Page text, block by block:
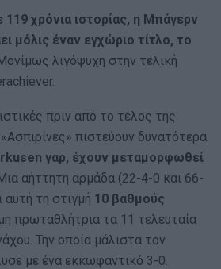
119 χρόνια ιστορίας, η Μπάγερν
μόλις έναν εγχώριο τίτλο, το
λιγόψυχη στην τελική
πριν από το τέλος της
πιστεύουν δυνατότερα
γαρ, έχουν μεταμορφωθεί
αήττητη αρμάδα (22-4-0 και 66-
αυτή τη στιγμή 10 βαθμούς
πρωταθλήτρια τα 11 τελευταία
Την οποία μάλιστα τον
με ένα εκκωφαντικό 3-0.